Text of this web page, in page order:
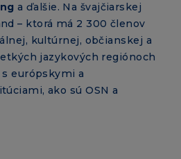
a ďalšie. Na švajčiarskej
– ktorá má 2 300 členov
kultúrnej, občianskej a
jazykových regiónoch
európskymi a
ako sú OSN a